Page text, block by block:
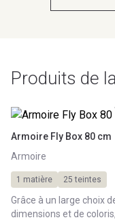
Produits de
Armoire Fly Box 80 cm
Armoire
1 matière 25 teintes
Grâce à un large choix
dimensions et de